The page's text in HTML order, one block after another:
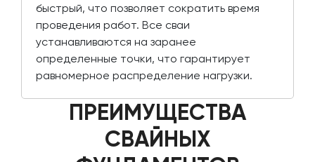
быстрый, что позволяет сократить время
проведения работ. Все сваи
устанавливаются на заранее
определенные точки, что гарантирует
равномерное распределение нагрузки.
ПРЕИМУЩЕСТВА
СВАЙНЫХ